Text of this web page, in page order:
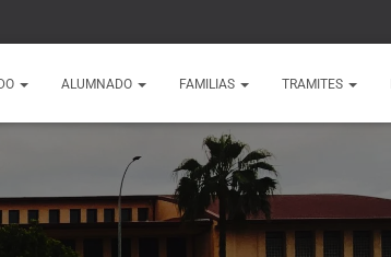
ALUMNADO FAMILIAS TRAMITES